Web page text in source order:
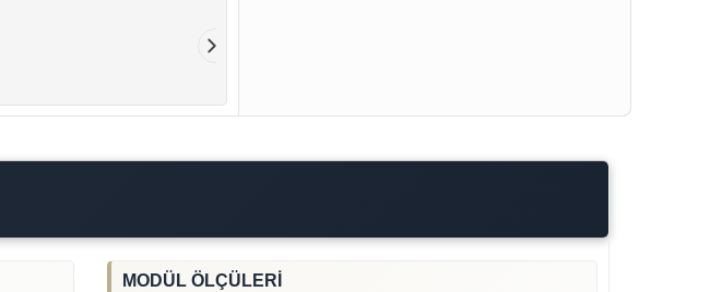
MODÜL ÖLÇÜLERİ